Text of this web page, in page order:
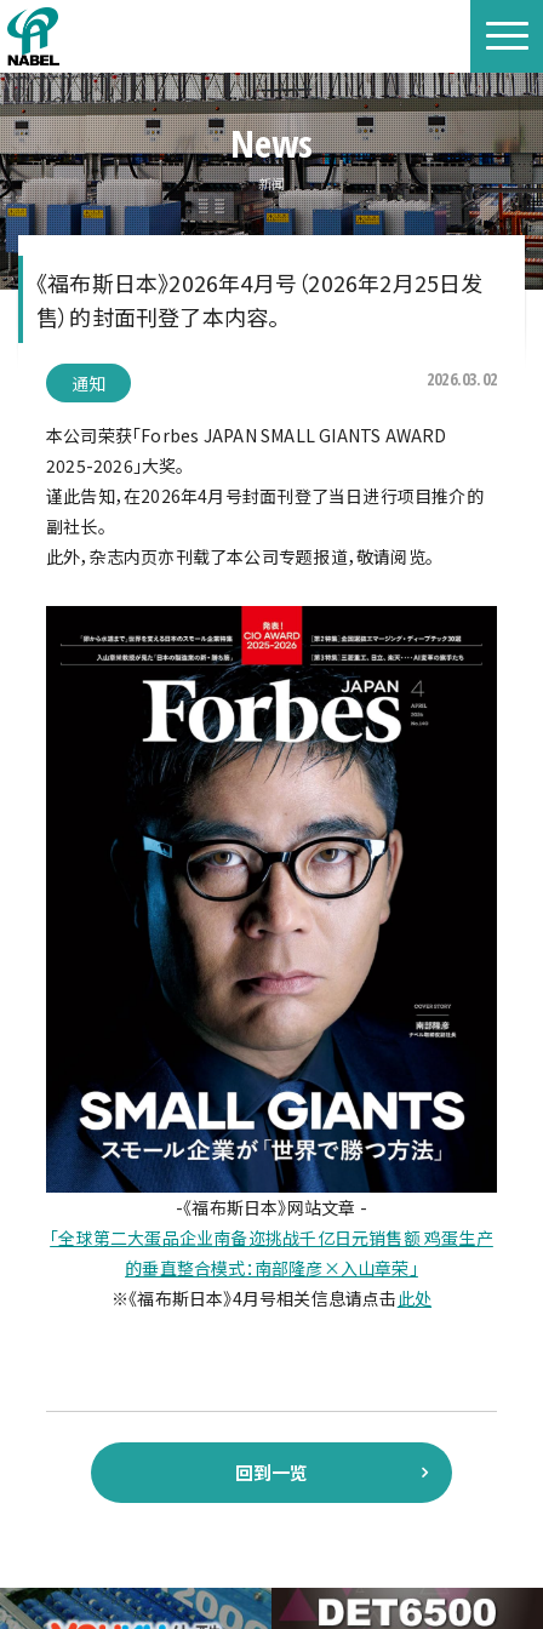
News
新闻
《福布斯日本》2026年4月号（2026年2月25日发
售）的封面刊登了本内容。
通知 2026.03.02
本公司荣获「Forbes JAPAN SMALL GIANTS AWARD
2025-2026」大奖。
谨此告知，在2026年4月号封面刊登了当日进行项目推介的
副社长。
此外，杂志内页亦刊载了本公司专题报道，敬请阅览。
-《福布斯日本》网站文章 -
「全球第二大蛋品企业南备迩挑战千亿日元销售额 鸡蛋生产
的垂直整合模式：南部隆彦×入山章荣」
※《福布斯日本》4月号相关信息请点击 此处
回到一览